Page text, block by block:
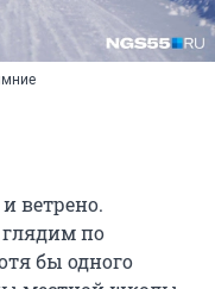
ветрено.
глядим по
бы одного